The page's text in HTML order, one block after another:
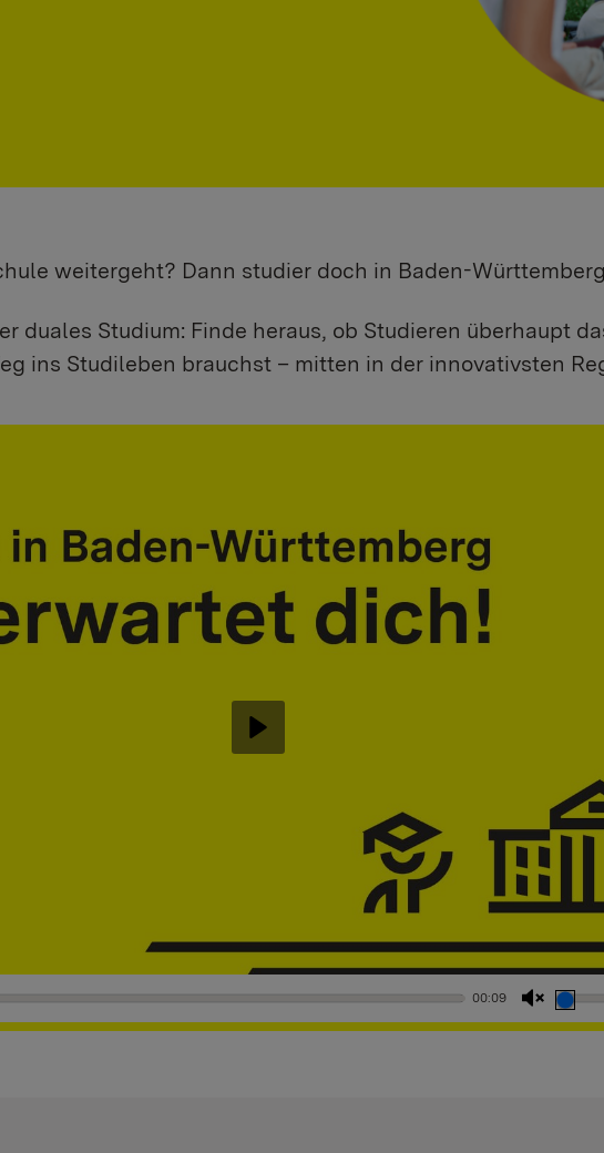
weitergeht? Dann studier doch in Baden-
duales Studium: Finde heraus, ob Studieren überhaupt
ins Studileben brauchst – mitten in der innovativsten
00:09
Abspielen